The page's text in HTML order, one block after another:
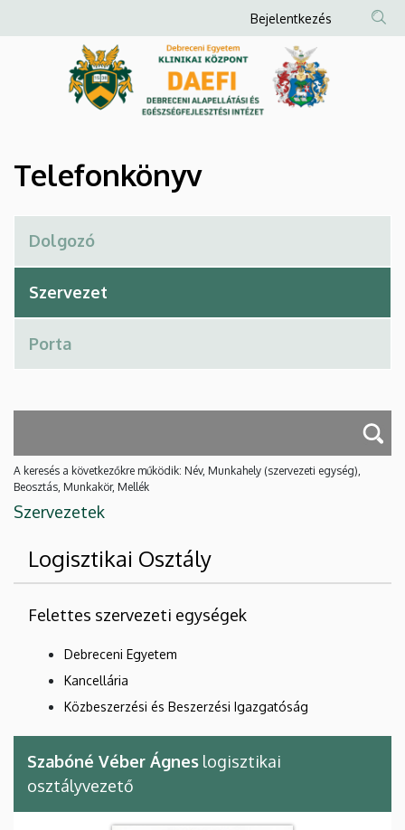
Debreceni
és
Egészségfejlesztési
Intézet
a
Anonim
Felhasználói
fiók
menüje
Bejelentkezés
Telefonkönyv
A keresés a következőkre működik: Név, Munkahely (szervezeti egység),
Beosztás, Munkakör, Mellék
Szervezetek
Logisztikai Osztály
Felettes szervezeti egységek
Debreceni Egyetem
Kancellária
Közbeszerzési és Beszerzési Igazgatóság
Szabóné Véber Ágnes logisztikai
osztályvezető